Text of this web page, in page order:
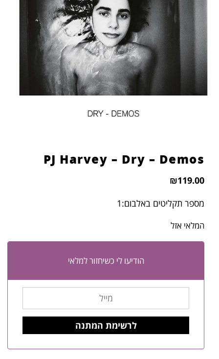
הוסף קו תחתון לקישורים
סמן קישורים
לאפס
את
כל
האפשרויות
cached
PJ Harvey – Dry – Demos
₪119.00
מספר תקליטים באלבום:1
המלאי אזל
הודיעו לי כשיחזור למלאי